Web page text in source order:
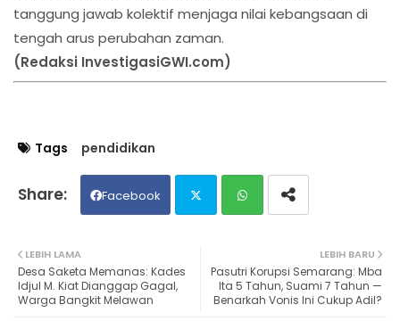
tanggung jawab kolektif menjaga nilai kebangsaan di
tengah arus perubahan zaman.
(Redaksi InvestigasiGWI.com)
Tags pendidikan
Facebook
ats
LEBIH BARU
Pasutri Korupsi Semarang: Mba
Ita 5 Tahun, Suami 7 Tahun —
Benarkah Vonis Ini Cukup Adil?
LEBIH LAMA
Desa Saketa Memanas: Kades
Idjul M. Kiat Dianggap Gagal,
Warga Bangkit Melawan